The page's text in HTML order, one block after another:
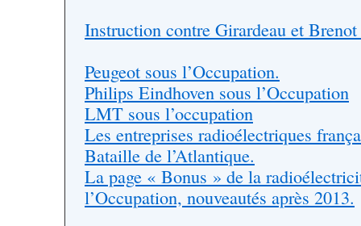
Instruction contre Girardeau et
Peugeot sous l’Occupation.
Philips Eindhoven sous l’Occupation
LMT sous l’occupation
Les entreprises radioélectriques
Bataille de l’Atlantique.
La page « Bonus » de la
l’Occupation, nouveautés après 2013.